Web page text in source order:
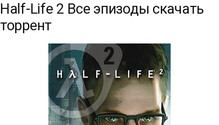
Half-Life 2 Все эпизоды скачать
торрент